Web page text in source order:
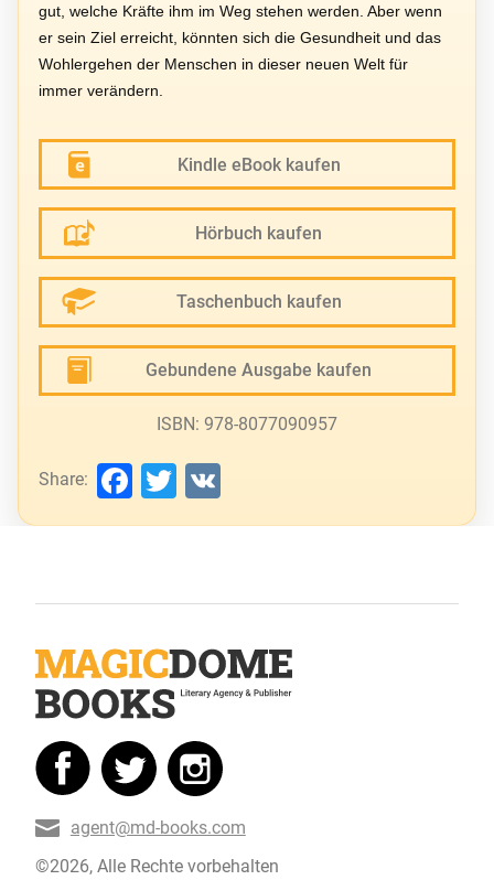
gut, welche Kräfte ihm im Weg stehen werden. Aber wenn
er sein Ziel erreicht, könnten sich die Gesundheit und das
Wohlergehen der Menschen in dieser neuen Welt für
immer verändern.
Kindle eBook kaufen
Hörbuch kaufen
Taschenbuch kaufen
Gebundene Ausgabe kaufen
ISBN: 978-8077090957
Share: Facebook
Twitter
©2026, Alle Rechte vorbehalten
agent@md-books.com